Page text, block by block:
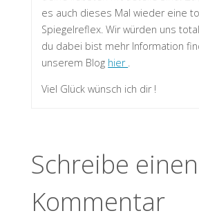
es auch dieses Mal wieder eine
Spiegelreflex. Wir würden uns
du dabei bist mehr Information
unserem Blog hier .
Viel Glück wünsch ich dir !
Schreibe einen
Kommentar